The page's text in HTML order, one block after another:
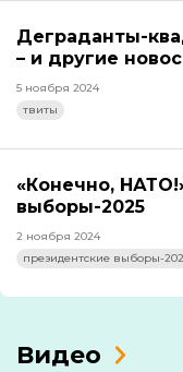
Деграданты-
– и другие
5 ноября 2024
твиты
«Конечно,
выборы-2025
2 ноября 2024
президентские выборы-
Видео